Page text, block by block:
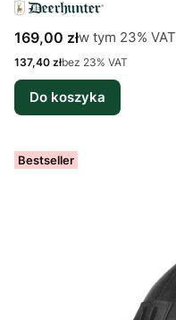
Cena brutto
169,00 złw tym %s VAT
w tym 23% VAT
Cena netto
137,40 złbez 23% VAT
Do koszyka
Bestseller